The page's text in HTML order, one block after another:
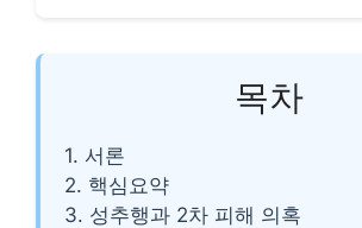
목차
1. 서론
2. 핵심요약
3. 성추행과 2차 피해 의혹